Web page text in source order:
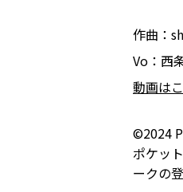
作曲：
Vo：西
動画は
©2024
ポケッ
ークの